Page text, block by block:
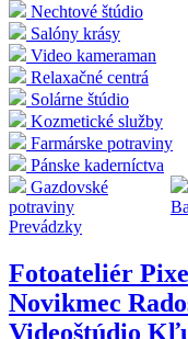
Nechtové štúdio
Salóny krásy
Video kameraman
Relaxačné centrá
Solárne štúdio
Kozmetické služby
Farmárske potraviny
Pánske kaderníctva
Gazdovské
potraviny
Prevádzky
Fotoateliér
Novikmec
Videoštúdio